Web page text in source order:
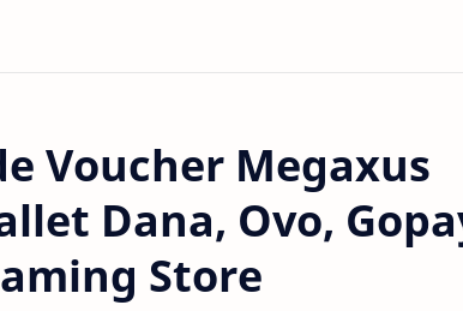
Voucher Megaxus
Dana, Ovo,
Store